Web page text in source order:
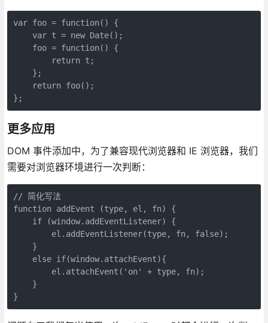
var foo = function() {
    var t = new Date();
    foo = function() {
        return t;
    };
    return foo();
};
更多应用
DOM 事件添加中，为了兼容现代浏览器和 IE 浏览器，我们
需要对浏览器环境进行一次判断：
// 简化写法
function addEvent (type, el, fn) {
    if (window.addEventListener) {
        el.addEventListener(type, fn, false);
    }
    else if(window.attachEvent){
        el.attachEvent('on' + type, fn);
    }
}